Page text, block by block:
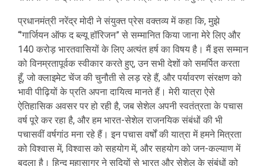
प्रधानमंत्री नरेंद्र मोदी ने संयुक्त प्रेस वक्तव्य में कहा कि, मुझे
“’गार्जियन ऑफ द ब्‍ल्‍यू हॉरिजन” से सम्मानित किया जाना मेरे लिए और
140 करोड़ भारतवासियों के लिए अत्यंत हर्ष का विषय है। मैं इस सम्मान
को विनम्रतापूर्वक स्वीकार करते हुए, उन सभी देशों को समर्पित करता
हूँ, जो क्लाइमेट चेंज की चुनौती से लड़ रहे हैं, और पर्यावरण संरक्षण को
भावी पीढ़ियों के प्रति अपना दायित्व मानते हैं। मेरी यात्रा ऐसे
ऐतिहासिक अवसर पर हो रही है, जब सेशेल अपनी स्वतंत्रता के पचास
वर्ष पूरे कर रहा है, और हम भारत-सेशेल राजनयिक संबंधों की भी
पचासवीं वर्षगांठ मना रहे हैं। इन पचास वर्षों की यात्रा में हमने मित्रता
को विश्वास में, विश्वास को सहयोग में, और सहयोग को जन-कल्याण में
बदला है। हिन्द महासागर ने सदियों से भारत और सेशेल के संबंधों को